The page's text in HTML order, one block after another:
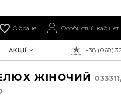
Обране Особистий кабінет
ДО ОПЛАТИ:
+38 (068)
АКЦІЇ
ЖІНОЧИЙ